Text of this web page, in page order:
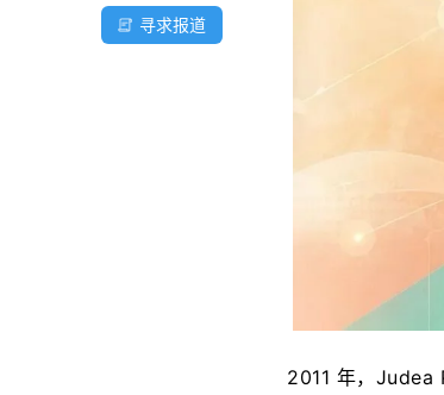
寻求报道
2011 年，Judea